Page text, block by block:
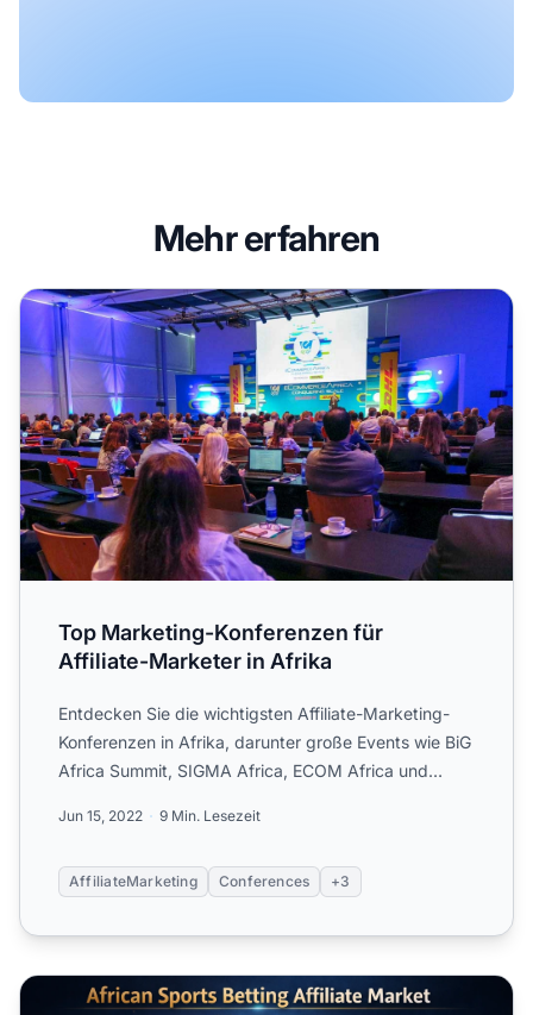
Mehr erfahren
Top Marketing-Konferenzen für Affiliate-Marketer in
Top Marketing-Konferenzen für
Affiliate-Marketer in Afrika
Entdecken Sie die wichtigsten Affiliate-Marketing-
Konferenzen in Afrika, darunter große Events wie BiG
Africa Summit, SIGMA Africa, ECOM Africa und
Jun 15, 2022 9 Min. Lesezeit
AffiliateMarketing Conferences +3
Afrikanische Sportwetten-Affiliate-Programme: Nigeria,